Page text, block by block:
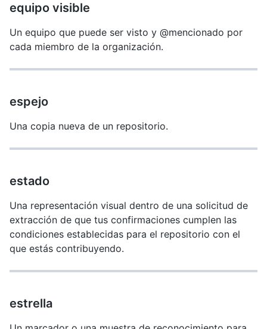
equipo visible
Un equipo que puede ser visto y @mencionado por
cada miembro de la organización.
espejo
Una copia nueva de un repositorio.
estado
Una representación visual dentro de una solicitud de
extracción de que tus confirmaciones cumplen las
condiciones establecidas para el repositorio con el
que estás contribuyendo.
estrella